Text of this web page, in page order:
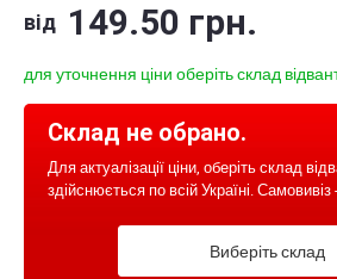
від 149.50 грн.
для уточнення ціни оберіть склад
Склад не обрано.
Для актуалізації ціни, оберіть склад
здійснюється по всій Україні.
Виберіть склад